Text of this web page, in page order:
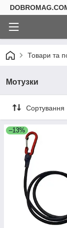
Товари та
Мотузки
Сортування
–13%